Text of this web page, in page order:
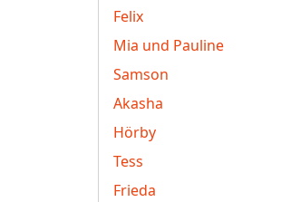
Felix
Mia und Pauline
Samson
Akasha
Hörby
Tess
Frieda